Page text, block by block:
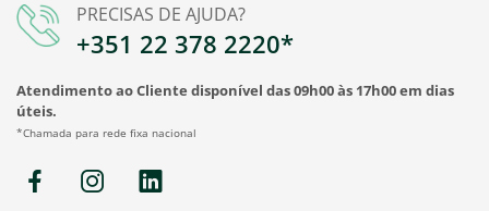
PRECISAS DE AJUDA?
+351 22 378 2220*
Atendimento ao Cliente disponível das 09h00 às 17h00 em dias
úteis.
*Chamada para rede fixa nacional